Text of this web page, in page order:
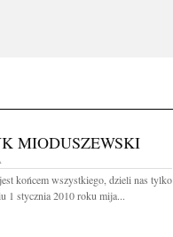
MIODUSZEWSKI
końcem wszystkiego, dzieli nas tylko
1 stycznia 2010 roku mija...